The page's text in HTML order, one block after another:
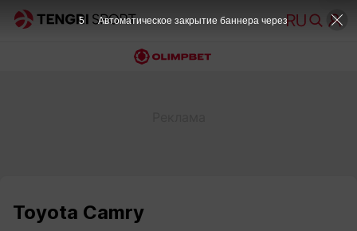
Toyota Camry
5 Автоматическое закрытие баннера через